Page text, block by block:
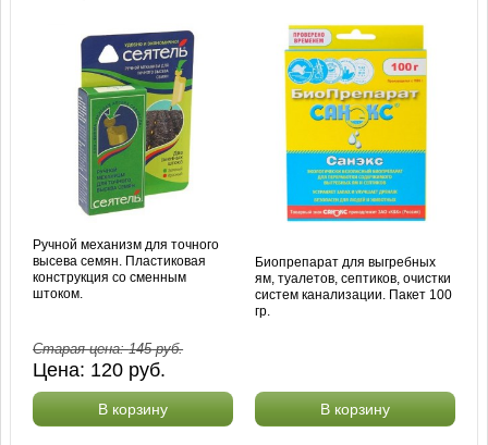
Ручной механизм для точного
высева семян. Пластиковая
конструкция со сменным
штоком.
Старая цена:145руб.
Цена: 120 руб.
В корзину
Биопрепарат для выгребных
ям, туалетов, септиков, очистки
систем канализации. Пакет 100
гр.
В корзину